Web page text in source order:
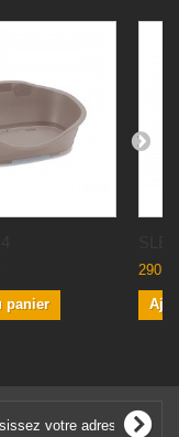
panier